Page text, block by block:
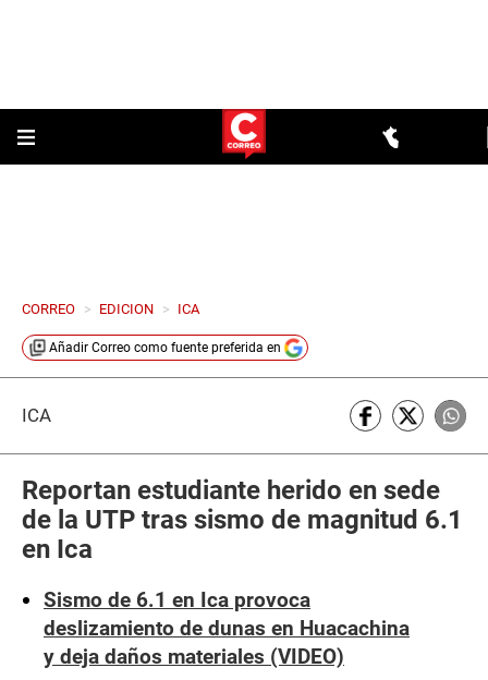
CORREO > EDICION > ICA
Añadir Correo como fuente preferida en
ICA
Reportan estudiante herido en sede
de la UTP tras sismo de magnitud 6.1
en Ica
Sismo de 6.1 en Ica provoca
deslizamiento de dunas en Huacachina
y deja daños materiales (VIDEO)